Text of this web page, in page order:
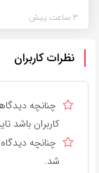
3 ساعت پیش
نظرات کاربران
چنانچه
کاربران باشد
چنانچه
شد.